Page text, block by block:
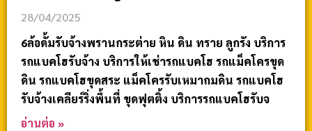
28/04/2025
6ล้อดั้มรับจ้างพรานกระต่าย หิน ดิน ทราย ลูกรัง บริการ
รถแบคโฮรับจ้าง บริการให้เช่ารถแบคโฮ รถแม็คโครขุด
ดิน รถแบคโฮขุดสระ แม็คโครรับเหมาถมดิน รถแบคโฮ
รับจ้างเคลียร์ริ่งพื้นที่ ขุดฟุตติ้ง บริการรถแบคโฮรับจ
อ่านต่อ »